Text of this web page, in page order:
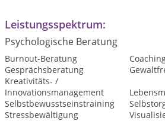
Leistungsspektrum:
Psychologische Beratung
Burnout-Beratung
Gesprächsberatung
Kreativitäts- /
Innovationsmanagement
Selbstbewusstseinstraining
Stressbewältigung